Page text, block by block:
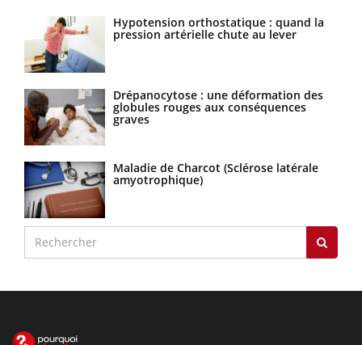
Hypotension orthostatique : quand la
pression artérielle chute au lever
Drépanocytose : une déformation des
globules rouges aux conséquences
graves
Maladie de Charcot (Sclérose latérale
amyotrophique)